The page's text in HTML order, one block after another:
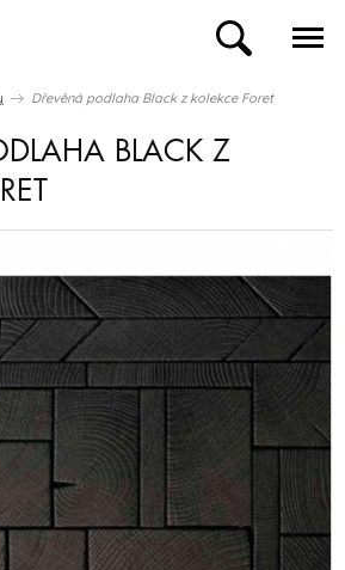
Dřevěná podlaha Black z kolekce Foret
BLACK Z